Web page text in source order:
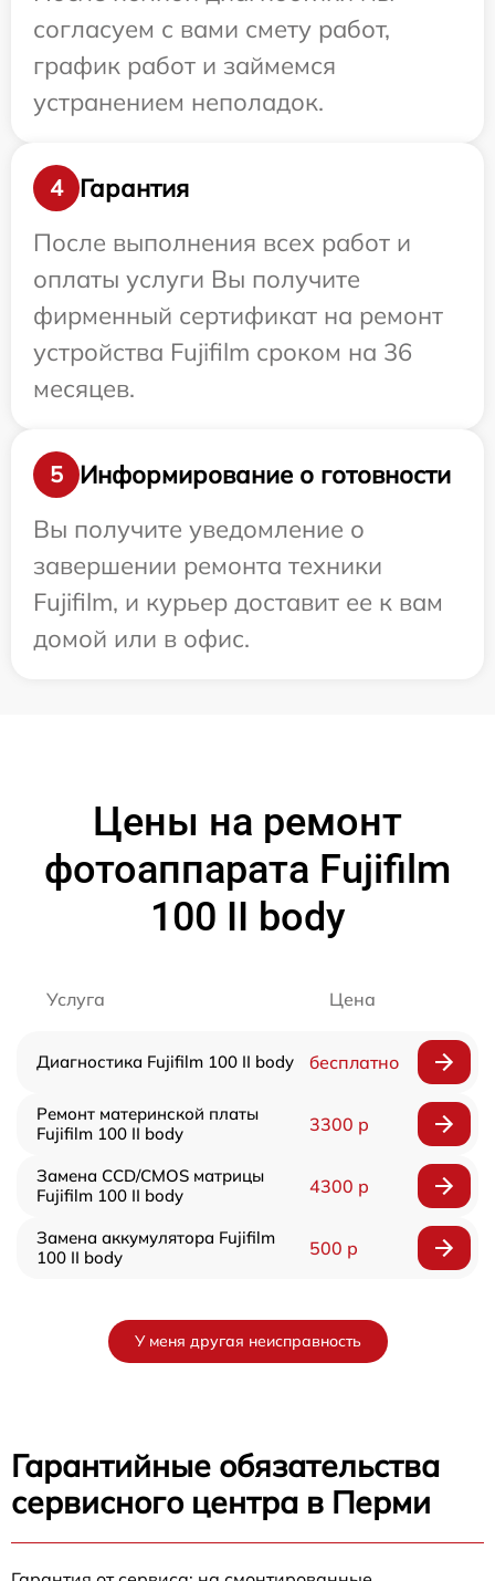
согласуем с вами смету работ,
график работ и займемся
устранением неполадок.
4
Гарантия
После выполнения всех работ и
оплаты услуги Вы получите
фирменный сертификат на ремонт
устройства Fujifilm сроком на 36
месяцев.
5
Информирование о готовности
Вы получите уведомление о
завершении ремонта техники
Fujifilm, и курьер доставит ее к вам
домой или в офис.
Цены на ремонт
фотоаппарата Fujifilm
100 II body
Услуга Цена
Диагностика Fujifilm 100 II body бесплатно
Ремонт материнской платы
Fujifilm 100 II body
3300 р
Замена CCD/CMOS матрицы
Fujifilm 100 II body
4300 р
Замена аккумулятора Fujifilm
100 II body
500 р
У меня другая неисправность
Гарантийные обязательства
сервисного центра в Перми